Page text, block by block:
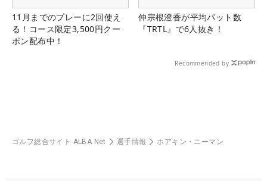
11月までのプレーに2回使え
る！コース限定3,500円クー
ポン配布中！
仲宗根澄香が平均パット数
『TRTL』で6人抜き！
Recommended by
ゴルフ総合サイト ALBA Net 選手情報 ホアキン・ニーマン